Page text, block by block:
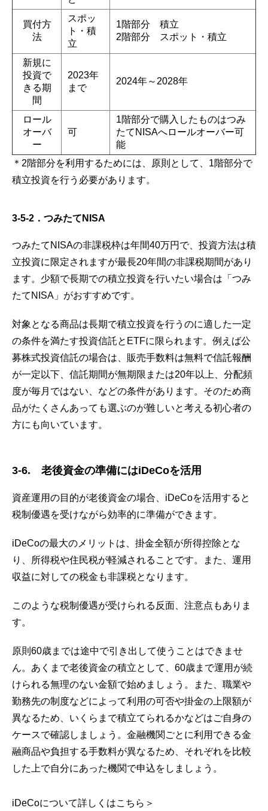
買付方
法
スポッ
ト・積
立
1階部分 積立
2階部分 スポット・積立
新規に
投資で
きる期
間
2023年
まで
2024年～2028年
ロール
オーバ
ー
可
1階部分で購入したものはつみ
たてNISAへロールオーバー可
能
＊2階部分を利用するためには、原則として、1階部分で
積立投資を行う必要があります。
3-5-2．つみたてNISA
つみたてNISAの非課税枠は年間40万円で、投資方法は積
立投資に限定されますが最長20年間の非課税期間があり
ます。少額で長期での積立投資を行いたい場合は「つみ
たてNISA」がおすすめです。
対象となる商品は長期で積立投資を行うのに適した一定
の条件を満たす投資信託とETFに限られます。例えば公
募株式投資信託の場合は、販売手数料は無料で信託報酬
が一定以下、信託期間が無期限または20年以上、分配頻
度が毎月ではない、などの条件があります。そのため商
品がたくさんあっても選ぶのが難しいと考える初心者の
方にも向いています。
3-6. 老後資金の準備にはiDeCoを活用
資産運用の目的が老後資金の場合、iDeCoを活用すると
税制優遇を受けながら効率的に準備ができます。
iDeCoの最大のメリットは、掛金全額が所得控除とな
り、所得税や住民税が軽減されることです。また、運用
収益に対しての税金も非課税となります。
このような税制優遇が受けられる反面、注意点もありま
す。
原則60歳までは途中で引き出して使うことはできませ
ん。あくまで老後資金の積立として、60歳まで運用が続
けられる無理のない金額で始めましょう。また、職業や
勤務先の制度などによって利用の可否や掛金の上限額が
異なるため、いくらまで積立てられるかなどはご自身の
ケースで確認しましょう。金融機関ごとに利用できる金
融商品や負担する手数料が異なるため、それぞれを比較
した上で自分にあった機関で申込をしましょう。
iDeCoについて詳しくはこちら＞